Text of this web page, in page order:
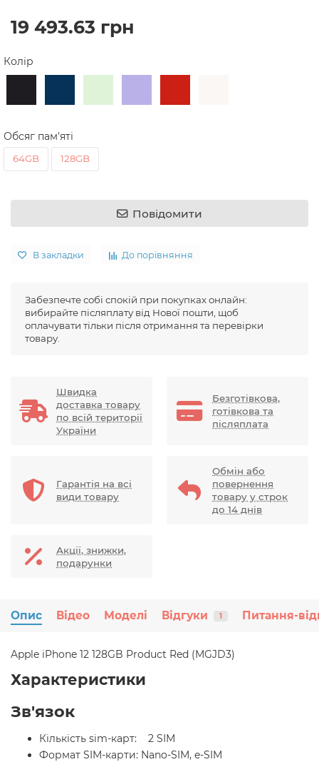
19 493.63 грн
Колір
Обсяг пам'яті
64GB 128GB
Повідомити
В закладки До порівняння
Забезпечте собі спокій при покупках онлайн:
вибирайте післяплату від Нової пошти, щоб
оплачувати тільки після отримання та перевірки
товару.
Швидка
доставка товару
по всій території
України
Безготівкова,
готівкова та
післяплата
Гарантія на всі
види товару
Обмін або
повернення
товару у строк
до 14 днів
Акції, знижки,
подарунки
Опис Відео Моделі Відгуки 1 Питання-
Apple iPhone 12 128GB Product Red (MGJD3)
Характеристики
Зв'язок
Кількість sim-карт: 2 SIM
Формат SIM-карти: Nano-SIM, e-SIM